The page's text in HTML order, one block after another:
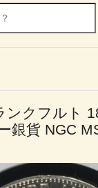
ンクフルト
銀貨 NGC